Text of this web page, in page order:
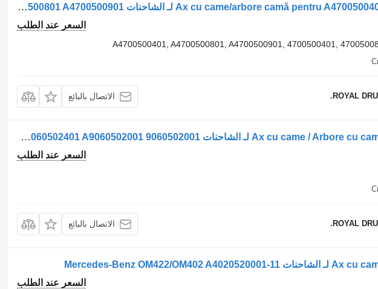
عمود الكامات Ax cu came/arbore camă pentru A4700500401 لـ الشاحنات Mercedes-Benz A4700500401 A4700500801 A4700500901
السعر عند الطلب
A4700500401, A4700500801, A4700500901, 4700500401,
ROYAL الاتصال بالبائع
عمود الكامات Ax cu came / Arbore cu came لـ الشاحنات Mercedes-Benz A9060502601 9060502601 A9060502401 9060502401 A9060502001 9060502001
السعر عند الطلب
ROYAL الاتصال بالبائع
السعر عند الطلب